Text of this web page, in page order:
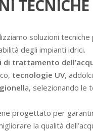
TECNICHE
soluzioni
degli impianti idrici.
di trattamento
tecnologie UV,
a, selezionando le
progettato per
la qualità